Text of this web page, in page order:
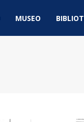
MUSEO